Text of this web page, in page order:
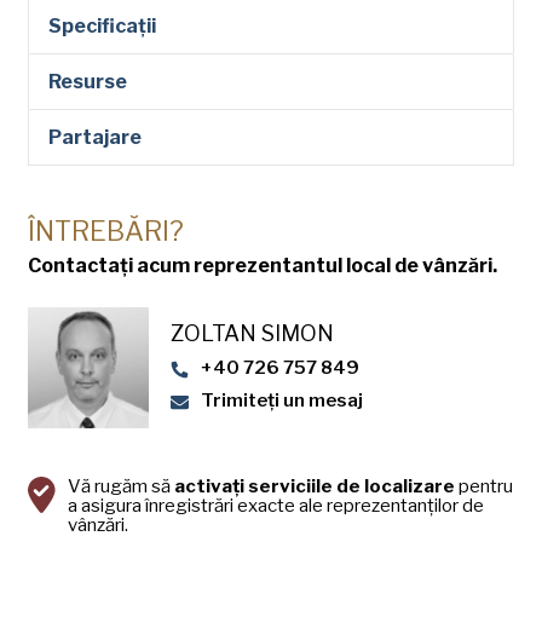
Specificații
Resurse
Partajare
ÎNTREBĂRI?
Contactați acum reprezentantul local de vânzări.
ZOLTAN SIMON
+40 726 757 849
Trimiteți un mesaj
Vă rugăm să activați serviciile de localizare pentru
a asigura înregistrări exacte ale reprezentanților de
vânzări.